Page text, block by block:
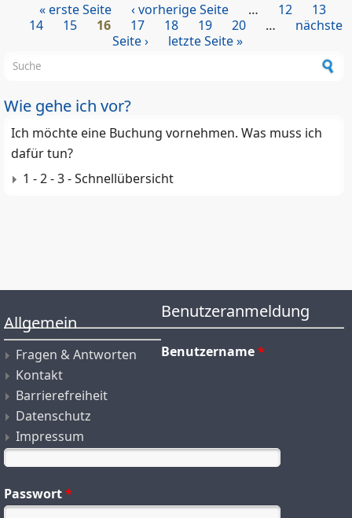
Seiten
« erste Seite ‹ vorherige Seite … 12
13
14
15 16 17 18 19 20 …
nächste
Seite ›
letzte Seite »
Suchformular
Wie gehe ich vor?
Ich möchte eine Buchung vornehmen. Was muss ich
dafür tun?
1 - 2 - 3 - Schnellübersicht
Allgemein
Fragen & Antworten
Kontakt
Barrierefreiheit
Datenschutz
Impressum
Benutzeranmeldung
Benutzername*
Passwort*